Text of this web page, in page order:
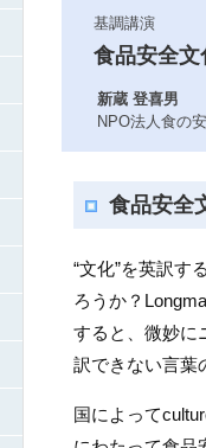
基調講演
食品安全
新蔵 登喜男
NPO法人食の
食品安全
“文化”を英訳す
ろうか？
すると、微妙に
訳できない言葉
国によって